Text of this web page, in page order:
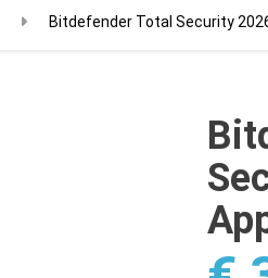
Bitdefender Total Security